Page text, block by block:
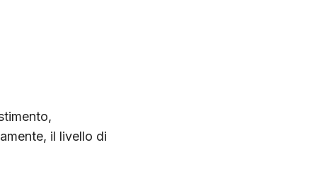
il livello di